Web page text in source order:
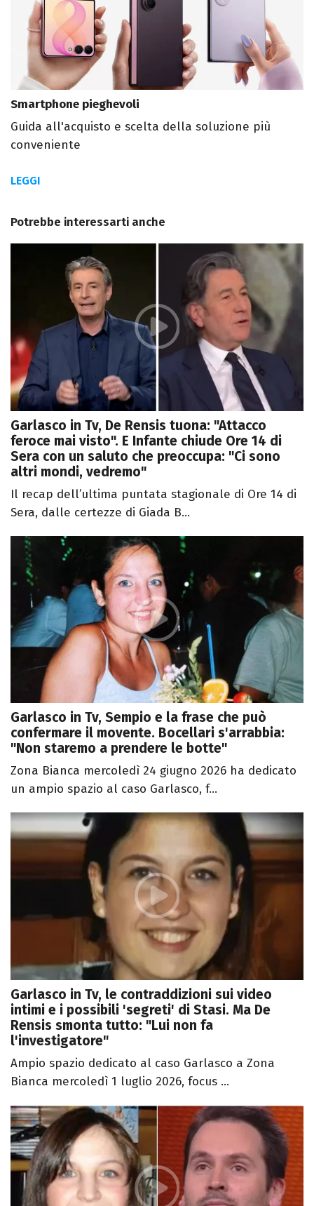
Smartphone pieghevoli
Guida all'acquisto e scelta della soluzione più
conveniente
LEGGI
Potrebbe interessarti anche
Garlasco in Tv, De Rensis tuona: "Attacco
feroce mai visto". E Infante chiude Ore 14 di
Sera con un saluto che preoccupa: "Ci sono
altri mondi, vedremo"
Il recap dell’ultima puntata stagionale di Ore 14 di
Sera, dalle certezze di Giada B...
Garlasco in Tv, Sempio e la frase che può
confermare il movente. Bocellari s'arrabbia:
"Non staremo a prendere le botte"
Zona Bianca mercoledì 24 giugno 2026 ha dedicato
un ampio spazio al caso Garlasco, f...
Garlasco in Tv, le contraddizioni sui video
intimi e i possibili 'segreti' di Stasi. Ma De
Rensis smonta tutto: "Lui non fa
l'investigatore"
Ampio spazio dedicato al caso Garlasco a Zona
Bianca mercoledì 1 luglio 2026, focus ...